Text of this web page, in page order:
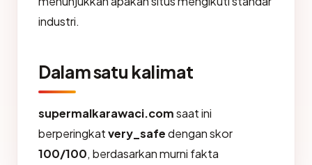
industri.
Dalam satu kalimat
supermalkarawaci.comsaat ini
berperingkatvery_safedengan skor
100/100, berdasarkan murni fakta